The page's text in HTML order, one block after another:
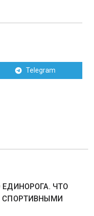
Telegram
ЧТО
СПОРТИВНЫМИ